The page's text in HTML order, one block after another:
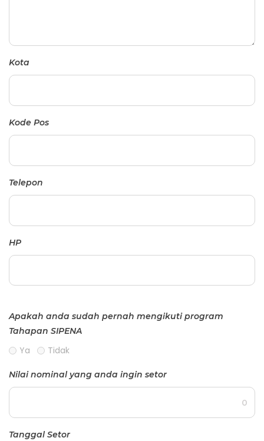
Kota
Kode Pos
Telepon
HP
Apakah anda sudah pernah mengikuti program
Tahapan SIPENA
Ya Tidak
Nilai nominal yang anda ingin setor
Tanggal Setor